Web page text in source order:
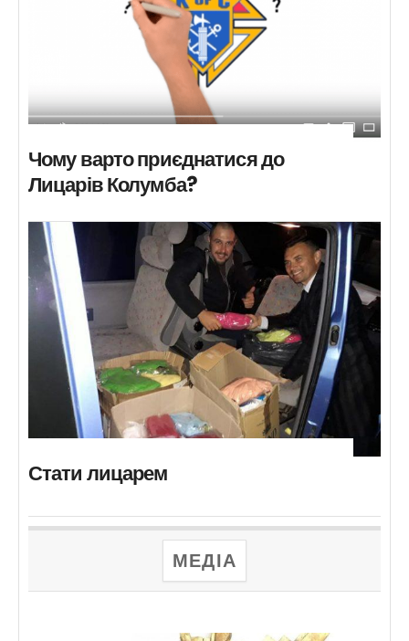
Чому варто приєднатися до
Лицарів Колумба?
Стати лицарем
МЕДІА